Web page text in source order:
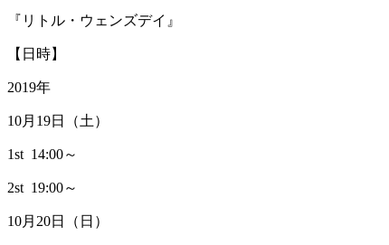
『リトル・ウェンズデイ』
【日時】
2019年
10月19日（土）
1st 14:00～
2st 19:00～
10月20日（日）